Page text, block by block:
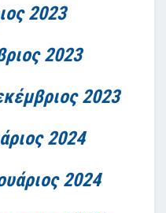
2023
2023
2023
2024
2024